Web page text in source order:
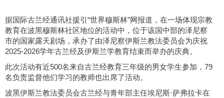
据国际古兰经通讯社援引“世界穆斯林”网报道，在一场体现宗教
教育在波黑穆斯林社区地位的活动中，位于该国中部的泽尼察
市的国家露天剧场，承办了由泽尼察伊斯兰教法委员会为庆祝
2025-2026学年古兰经及伊斯兰学教育结束而举办的庆典。
此次活动有近500名来自古兰经教育三年级的男女学生参加，79
名负责监督他们学习的教师也出席了活动。
波黑伊斯兰教法委员会古兰经与青年部主任埃尼斯·萨弗拉卡在